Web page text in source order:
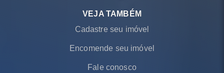
VEJA TAMBÉM
Cadastre seu imóvel
Encomende seu imóvel
Fale conosco